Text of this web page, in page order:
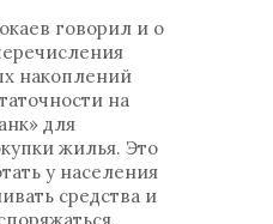
говорил и о
накоплений
на
для
жилья. Это
у населения
средства и